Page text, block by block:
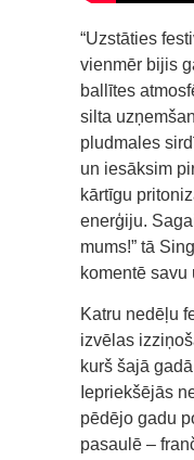
“Uzstāties
vienmēr bijis
ballītes
silta
pludmales
un iesāksim
kārtīgu
enerģiju.
mums!” tā
komentē savu
Katru nedēļu
izvēlas
kurš šajā
Iepriekšējās
pēdējo gadu
pasaulē –